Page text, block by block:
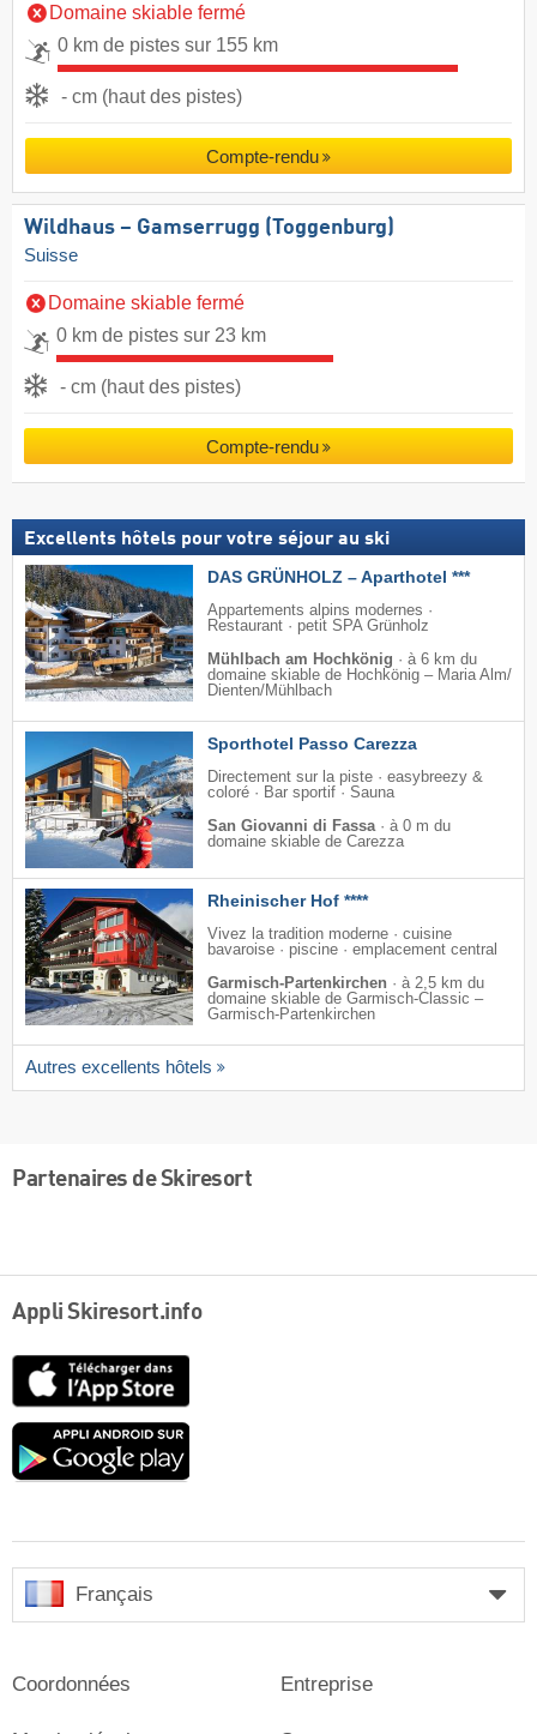
Domaine skiable fermé
0 km de pistes sur 155 km
- cm (haut des pistes)
Compte-rendu
Wildhaus – Gamserrugg (Toggenburg)
Suisse
Domaine skiable fermé
0 km de pistes sur 23 km
- cm (haut des pistes)
Compte-rendu
Excellents hôtels pour votre séjour au ski
DAS GRÜNHOLZ – Aparthotel ***
Appartements alpins modernes ·
Restaurant · petit SPA Grünholz
Mühlbach am Hochkönig · à 6 km du
domaine skiable de Hochkönig – Maria Alm/​
Dienten/​Mühlbach
Sporthotel Passo Carezza
Directement sur la piste · easybreezy &
coloré · Bar sportif · Sauna
San Giovanni di Fassa· à 0 m du
domaine skiable de Carezza
Rheinischer Hof ****
Vivez la tradition moderne · cuisine
bavaroise · piscine · emplacement central
Garmisch-Partenkirchen · à 2,5 km du
domaine skiable de Garmisch-Classic –
Garmisch-Partenkirchen
Autres excellents hôtels
Partenaires de Skiresort
Appli Skiresort.info
Google
Français
Coordonnées Entreprise